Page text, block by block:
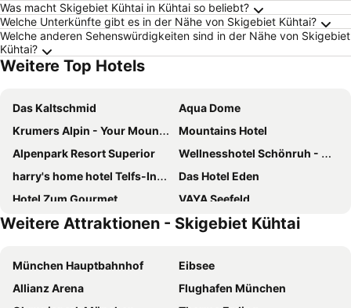
Was macht Skigebiet Kühtai in Kühtai so beliebt?
Welche Unterkünfte gibt es in der Nähe von Skigebiet Kühtai?
Welche anderen Sehenswürdigkeiten sind in der Nähe von Skigebiet
Kühtai?
Weitere Top Hotels
Das Kaltschmid
Aqua Dome
Krumers Alpin - Your Mountain Oasis
Mountains Hotel
Alpenpark Resort Superior
Wellnesshotel Schönruh - Adults only
harry's home hotel Telfs-Innsbruck
Das Hotel Eden
Hotel Zum Gourmet
VAYA Seefeld
Bergresort Seefeld
Alpenlove - Adult SPA Hotel
Explorer Hotel Otztal
VAYA Kühtai
Jagdschloss Resort Kühtai
Batzenhäusl
Weitere Attraktionen - Skigebiet Kühtai
München Hauptbahnhof
Eibsee
Allianz Arena
Flughafen München